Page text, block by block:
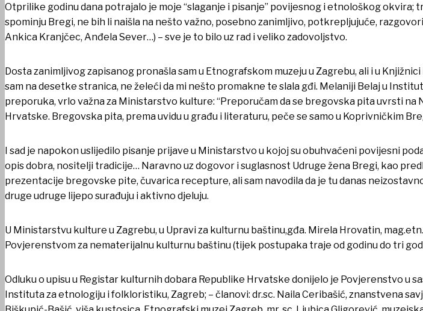
Otprilike godinu dana potrajalo je moje “slaganje i pisanje” povijesnog i etnološkog okvira;
spominju Bregi, ne bih li naišla na nešto važno, posebno zanimljivo, potkrepljujuće,
Ankica Kranjčec, Anđela Sever…) – sve je to bilo uz rad i veliko zadovoljstvo.
Dosta zanimljivog zapisanog pronašla sam u Etnografskom muzeju u Zagrebu, ali i u
sam na desetke stranica, ne želeći da mi nešto promakne te slala gđi. Melaniji Belaj u
preporuka, vrlo važna za Ministarstvo kulture: “Preporučam da se bregovska pita uvrsti
Hrvatske. Bregovska pita, prema uvidu u građu i literaturu, peče se samo u Koprivničkim
I sad je napokon uslijedilo pisanje prijave u Ministarstvo u kojoj su obuhvaćeni povijesni
opis dobra, nositelji tradicije… Naravno uz dogovor i suglasnost Udruge žena Bregi, kao
prezentacije bregovske pite, čuvarica recepture, ali sam navodila da je tu danas
druge udruge lijepo surađuju i aktivno djeluju.
U Ministarstvu kulture u Zagrebu, u Upravi za kulturnu baštinu,gđa. Mirela Hrovatin,
Povjerenstvom za nematerijalnu kulturnu baštinu (tijek postupaka traje od godinu do tri
Odluku o upisu u Registar kulturnih dobara Republike Hrvatske donijelo je Povjerenstvo u
Instituta za etnologiju i folkloristiku, Zagreb; – članovi: dr.sc. Naila Ceribašić, znanstvena